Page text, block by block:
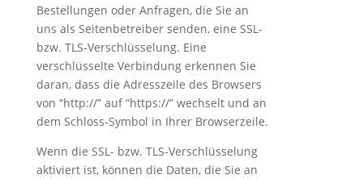
Bestellungen oder Anfragen, die Sie an
uns als Seitenbetreiber senden, eine SSL-
bzw. TLS-Verschlüsselung. Eine
verschlüsselte Verbindung erkennen Sie
daran, dass die Adresszeile des Browsers
von “http://” auf “https://” wechselt und an
dem Schloss-Symbol in Ihrer Browserzeile.
Wenn die SSL- bzw. TLS-Verschlüsselung
aktiviert ist, können die Daten, die Sie an